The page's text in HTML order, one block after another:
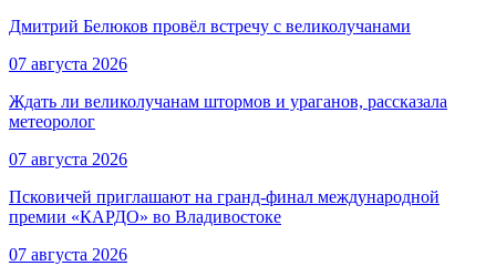
Дмитрий Белюков провёл встречу с великолучанами
07 августа 2026
Ждать ли великолучанам штормов и ураганов, рассказала
метеоролог
07 августа 2026
Псковичей приглашают на гранд‑финал международной
премии «КАРДО» во Владивостоке
07 августа 2026